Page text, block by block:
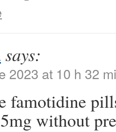
says:
2023 at 10 h 32
famotidine
without